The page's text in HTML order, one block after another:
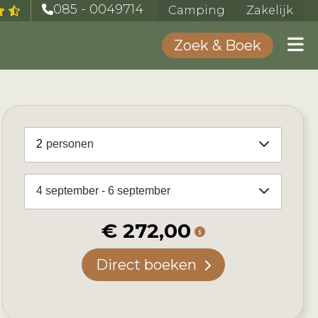
085 - 0049714 Camping Zakelijk
Zoek & Boek
2 personen
4 september - 6 september
€ 272,00
Direct boeken